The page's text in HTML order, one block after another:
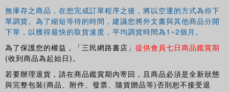
無庫存之商品，在您完成訂單程序之後，將以空運的方式為你下
單調貨。為了縮短等待的時間，建議您將外文書與其他商品分開
下單，以獲得最快的取貨速度，平均調貨時間為1~2個月。
為了保護您的權益，「三民網路書店」 提供會員七日商品鑑賞期
(收到商品為起始日)。
若要辦理退貨，請在商品鑑賞期內寄回，且商品必須是全新狀態
與完整包裝(商品、附件、發票、隨貨贈品等)否則恕不接受退